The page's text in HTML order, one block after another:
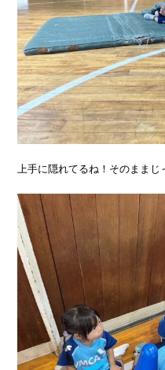
上手に隠れてるね！そのまま